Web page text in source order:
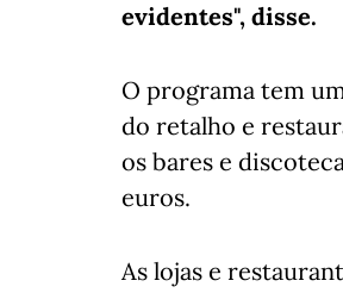
evidentes", disse.
O programa tem
do retalho e
os bares e
euros.
As lojas e